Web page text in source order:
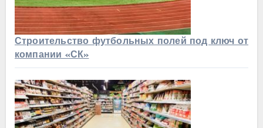
Строительство футбольных полей под ключ от
компании «СК»